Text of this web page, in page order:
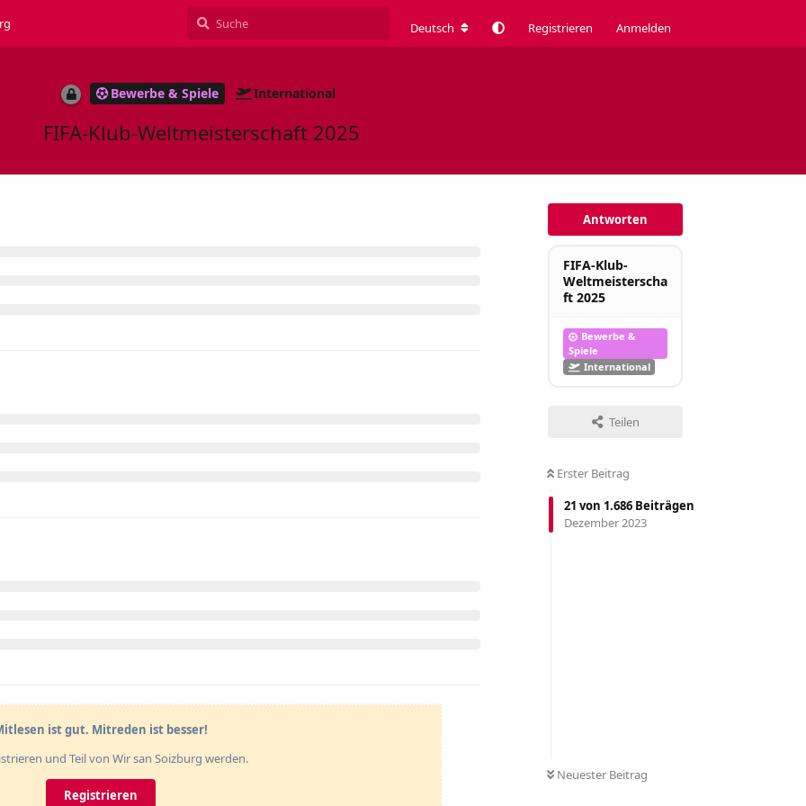
Deutsch Registrieren Anmelden
Bewerbe & Spiele International
FIFA-Klub-Weltmeisterschaft 2025
Antworten
FIFA-Klub-
Weltmeisterscha
ft 2025
Bewerbe &
Spiele
International
Teilen
Erster Beitrag
21 von 1.686 Beiträgen
Dezember 2023
Neuester Beitrag
ist gut. Mitreden ist besser!
und Teil von Wir san Soizburg werden.
Registrieren